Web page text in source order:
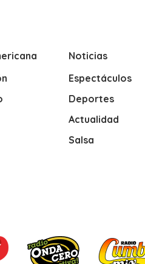
Noticias
Espectáculos
Deportes
Actualidad
Salsa